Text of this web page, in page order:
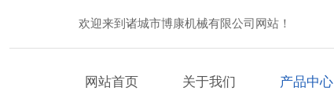
欢迎来到诸城市博康机械有限公司网站！
网站首页 关于我们 产品中心